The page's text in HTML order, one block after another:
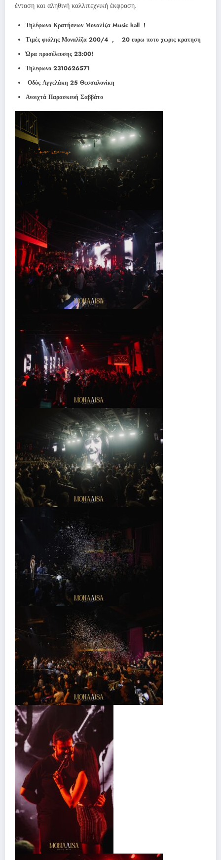
ένταση και αληθινή καλλιτεχνική έκφραση.
Τηλέφωνο Κρατήσεων Μοναλίζα Music hall !
Τιμές φιάλης Μοναλίζα 200/4 , 20 ευρω ποτο χωρις κρατηση
Ώρα προσέλευσης 23:00!
Τηλεφωνο 2310626571
Οδός Αγγελάκη 25 Θεσσαλονίκη
Ανοιχτά Παρασκευή Σαββάτο